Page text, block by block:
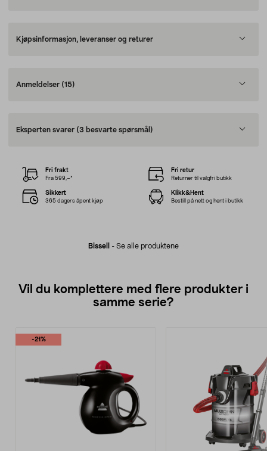
Kjøpsinformasjon, leveranser og returer
Anmeldelser (15)
Eksperten svarer (3 besvarte spørsmål)
Bissell - Se alle produktene
Fri frakt
Fra 599,–*
Fri retur
Returner til valgfri butikk
Sikkert
365 dagers åpent kjøp
Klikk&Hent
Bestill på nett og hent i butikk
Vil du komplettere med flere produkter i
samme serie?
-21%